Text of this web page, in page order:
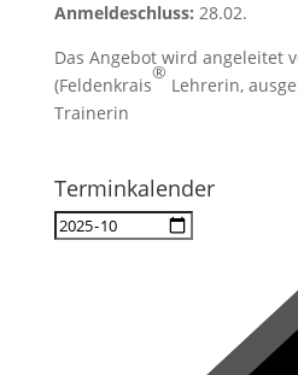
Anmeldeschluss: 28.02.
Das Angebot wird angeleitet
(Feldenkrais
®
Lehrerin,
Trainerin
Terminkalender